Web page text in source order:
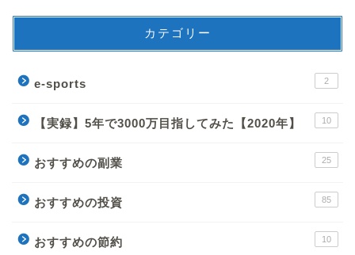
カテゴリー
e-sports 2
【実録】5年で3000万目指してみた【2020年】 10
おすすめの副業 25
おすすめの投資 85
おすすめの節約 10